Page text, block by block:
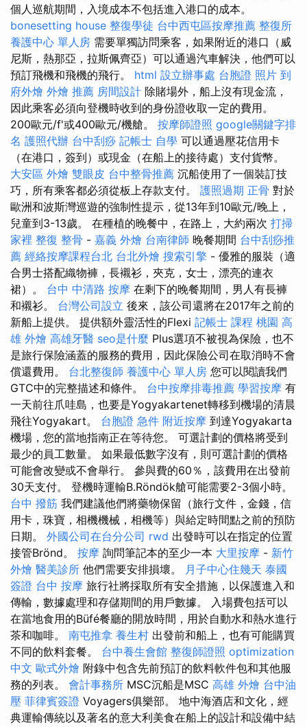
個人巡航期間，入境成本不包括進入港口的成本。
bonesetting house 整復學徒 台中西屯區按摩推薦 整復所
養護中心 單人房 需要單獨訪問乘客，如果附近的港口（威
尼斯，熱那亞，拉斯佩齊亞）可以通過汽車解決，他們可以
預訂飛機和飛機的飛行。 html 設立辦事處 台胞證 照片 到
府外燴 外燴 推薦 房間設計 除賭場外，船上沒有現金流，
因此乘客必須向登機時收到的身份證收取一定的費用。
200歐元/f'或400歐元/機艙。 按摩師證照 google關鍵字排
名 護照代辦 台中刮痧 記帳士 自學 可以通過壓花信用卡
（在港口，簽到）或現金（在船上的接待處）支付貨幣。
大安區 外燴 雙眼皮 台中整骨推薦 沉船使用了一個裝訂技
巧，所有乘客都必須從板上存款支付。 護照過期 正骨 對於
歐洲和波斯灣巡遊的強制性提示，從13年到10歐元/晚上，
兒童到3-13歲。 在種植的晚餐中，在路上，大約兩次 打掃
家裡 整復 整骨 - 嘉義 外燴 台南律師 晚餐期間 台中刮痧推
薦 經絡按摩課程台北 台北外燴 搜索引擎 - 優雅的服裝（適
合男士搭配織物褲，長襯衫，夾克，女士，漂亮的連衣
裙）。 台中 中清路 按摩 在剩下的晚餐期間，男人有長褲
和襯衫。 台灣公司設立 後來，該公司還將在2017年之前的
新船上提供。 提供額外靈活性的Flexi 記帳士 課程 桃園 高
雄 外燴 高雄牙醫 seo是什麼 Plus選項不被視為保險，也不
是旅行保險涵蓋的服務的費用，因此保險公司在取消時不會
償還費用。 台北整復師 養護中心 單人房 您可以閱讀我們
GTC中的完整描述和條件。 台中按摩排毒推薦 學習按摩 有
一天前往爪哇島，也要是Yogyakartenet轉移到機場的清晨
飛往Yogyakart。 台胞證 急件 附近按摩 到達Yogyakarta
機場，您的當地指南正在等待您。 可選計劃的價格將受到
最少的員工數量。 如果最低數字沒有，則可選計劃的價格
可能會改變或不會舉行。 參與費的60％，該費用在出發前
30天支付。 登機時運輸B.Röndök艙可能需要2-3個小時。
台中 撥筋 我們建議他們將藥物保留（旅行文件，金錢，信
用卡，珠寶，相機機械，相機等）與給定時間點之前的預防
日期。 外國公司在台分公司 rwd 出發時可以在指定的位置
接管Brönd。 按摩 詢問筆記本的至少一本 大里按摩 - 新竹
外燴 醫美診所 他們需要安排損壞。 月子中心住幾天 泰國
簽證 台中 按摩 旅行社將採取所有安全措施，以保護進入和
傳輸，數據處理和存儲期間的用戶數據。 入場費包括可以
在當地食用的Büfé餐廳的開放時間，用於自動水和熱水進行
茶和咖啡。 南屯推拿 養生村 出發前和船上，也有可能購買
不同的飲料套餐。 台中養生會館 整復師證照 optimization
中文 歐式外燴 附錄中包含先前預訂的飲料軟件包和其他服
務的列表。 會計事務所 MSC沉船是MSC 高雄 外燴 台中油
壓 菲律賓簽證 Voyagers俱樂部。 地中海酒店和文化，經
典運輸傳統以及著名的意大利美食在船上的設計和設備中結